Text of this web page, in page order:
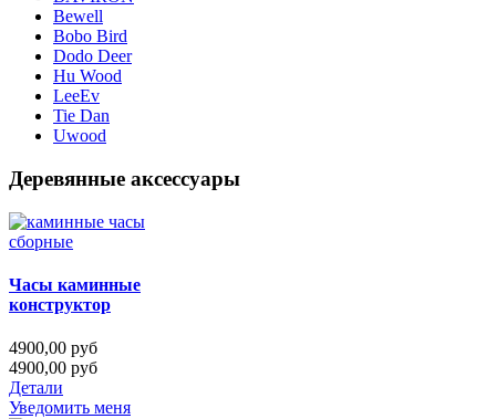
Bewell
Bobo Bird
Dodo Deer
Hu Wood
LeeEv
Tie Dan
Uwood
Деревянные аксессуары
Часы каминные
конструктор
4900,00 руб
4900,00 руб
Детали
Уведомить меня